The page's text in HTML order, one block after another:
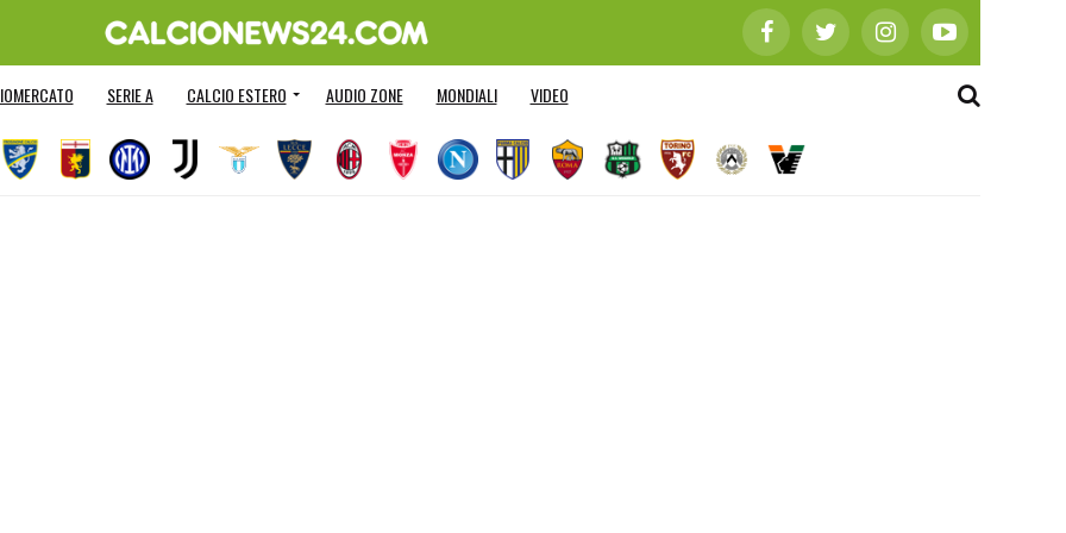
SERIE A CALCIO ESTERO AUDIO ZONE MONDIALI VIDEO